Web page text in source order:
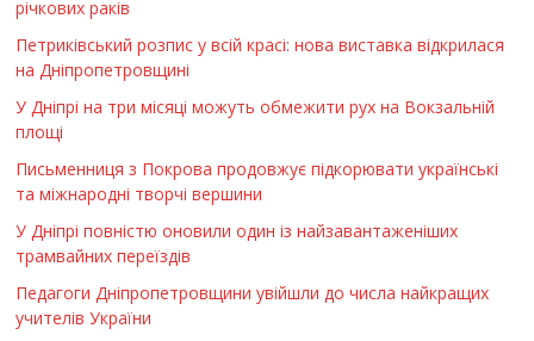
річкових раків
Петриківський розпис у всій красі: нова виставка відкрилася
на Дніпропетровщині
У Дніпрі на три місяці можуть обмежити рух на Вокзальній
площі
Письменниця з Покрова продовжує підкорювати українські
та міжнародні творчі вершини
У Дніпрі повністю оновили один із найзавантаженіших
трамвайних переїздів
Педагоги Дніпропетровщини увійшли до числа найкращих
учителів України